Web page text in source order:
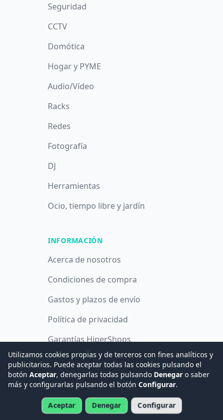
Seguridad
CCTV
Domótica
Hogar y PYME
Audio/Vídeo
Racks
Redes
Fotografía
DJ
Herramientas
Ocio, tiempo libre y jardín
INFORMACIÓN
Acerca de nosotros
Condiciones de compra
Gastos y plazos de envío
Política de privacidad
Garantías HiperShops
Política de cookies
© 2008 -2026Hogar Digital e Inmótica Ingenieros, S.L.
Utilizamos cookies propias y de terceros con fines analíticos y
publicitarios. Puede aceptar todas las cookies pulsando el
botón Aceptar, denegarlas todas pulsando Denegar o saber
más y configurarlas pulsando el botón Configurar.
Aceptar Denegar Configurar